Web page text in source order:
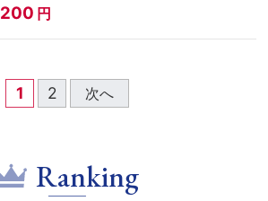
円
1 2 次へ
Ranking